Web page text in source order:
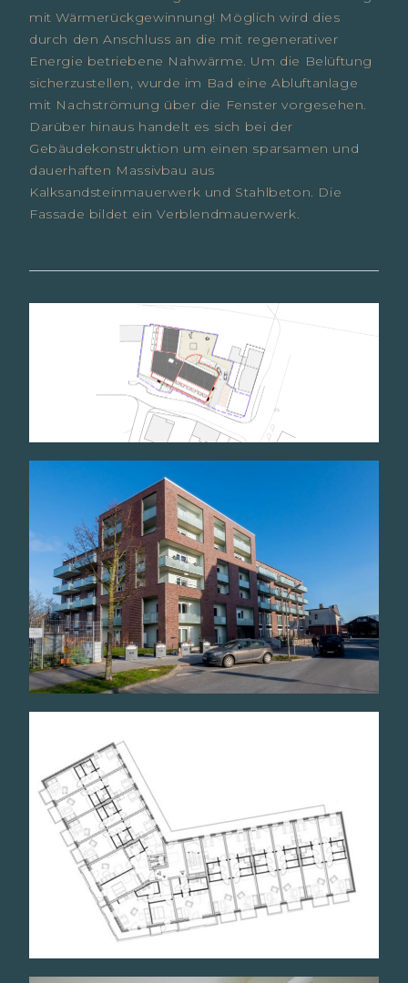
mit Wärmerückgewinnung! Möglich wird dies
durch den Anschluss an die mit regenerativer
Energie betriebene Nahwärme. Um die Belüftung
sicherzustellen, wurde im Bad eine Abluftanlage
mit Nachströmung über die Fenster vorgesehen.
Darüber hinaus handelt es sich bei der
Gebäudekonstruktion um einen sparsamen und
dauerhaften Massivbau aus
Kalksandsteinmauerwerk und Stahlbeton. Die
Fassade bildet ein Verblendmauerwerk.